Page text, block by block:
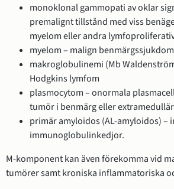
monoklonal gammopati av oklar
premalignt tillstånd med viss
myelom eller andra
myelom – malign benmärgssjukdom
makroglobulinemi (Mb
Hodgkins lymfom
plasmocytom – onormala
tumör i benmärg eller
primär amyloidos (AL-amyloidos) –
immunoglobulinkedjor.
M-komponent kan även förekomma vid
tumörer samt kroniska inflammatoriska